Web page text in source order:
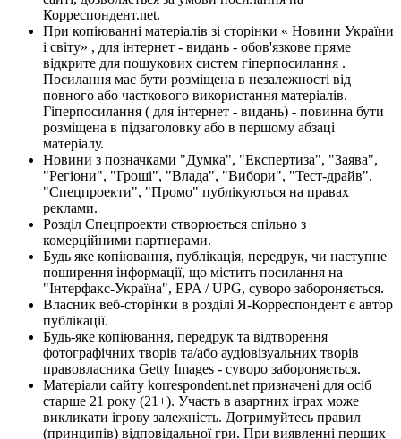
Корреспондент.net.
При копіюванні матеріалів зі сторінки « Новини України
і світу» , для інтернет - видань - обов'язкове пряме
відкрите для пошукових систем гіперпосилання .
Посилання має бути розміщена в незалежності від
повного або часткового використання матеріалів.
Гіперпосилання ( для інтернет - видань) - повинна бути
розміщена в підзаголовку або в першому абзаці
матеріалу.
Новини з позначками "Думка", "Експертиза", "Заява",
"Регіони", "Гроші", "Влада", "Вибори", "Тест-драйв",
"Спецпроекти", "Промо" публікуються на правах
реклами.
Розділ Спецпроекти створюється спільно з
комерційними партнерами.
Будь яке копіювання, публікація, передрук, чи наступне
поширення інформації, що містить посилання на
"Інтерфакс-Україна", EPA / UPG, суворо забороняється.
Власник веб-сторінки в розділі Я-Корреспондент є автор
публікації.
Будь-яке копіювання, передрук та відтворення
фотографічних творів та/або аудіовізуальних творів
правовласника Getty Images - суворо забороняється.
Матеріали сайту korrespondent.net призначені для осіб
старше 21 року (21+). Участь в азартних іграх може
викликати ігрову залежність. Дотримуйтесь правил
(принципів) відповідальної гри. При виявленні перших